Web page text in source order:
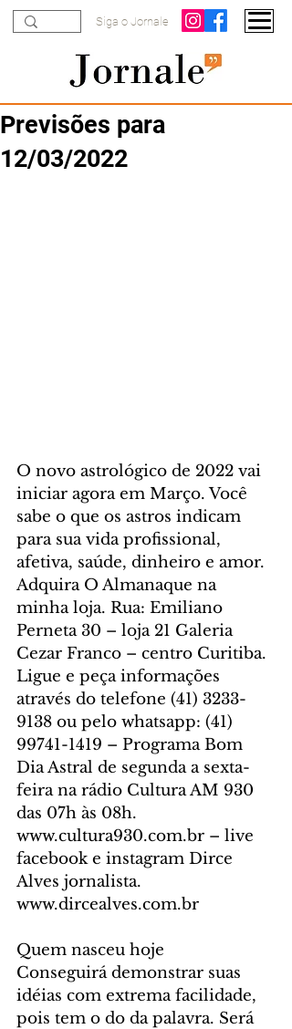
Siga o Jornale
Previsões para
12/03/2022
O novo astrológico de 2022 vai
iniciar agora em Março. Você
sabe o que os astros indicam
para sua vida profissional,
afetiva, saúde, dinheiro e amor.
Adquira O Almanaque na
minha loja. Rua: Emiliano
Perneta 30 – loja 21 Galeria
Cezar Franco – centro Curitiba.
Ligue e peça informações
através do telefone (41) 3233-
9138 ou pelo whatsapp: (41)
99741-1419 – Programa Bom
Dia Astral de segunda a sexta-
feira na rádio Cultura AM 930
das 07h às 08h.
www.cultura930.com.br – live
facebook e instagram Dirce
Alves jornalista.
www.dircealves.com.br
Quem nasceu hoje
Conseguirá demonstrar suas
idéias com extrema facilidade,
pois tem o do da palavra. Será